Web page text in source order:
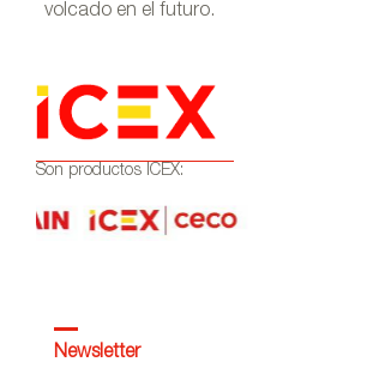
volcado en el futuro.
Son productos ICEX:
Newsletter